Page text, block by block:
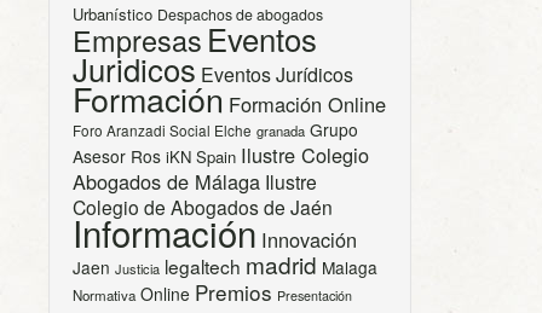
Urbanístico Despachos de abogados
Empresas Eventos
Juridicos Eventos Jurídicos
Formación Formación Online
Foro Aranzadi Social Elche granada Grupo
Asesor Ros iKN Spain Ilustre Colegio
Abogados de Málaga Ilustre
Colegio de Abogados de Jaén
Información Innovación
Jaen Justicia legaltech madrid Malaga
Normativa Online Premios Presentación